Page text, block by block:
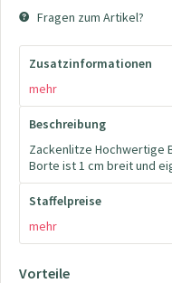
Fragen zum Artikel?
Zusatzinformationen
mehr
Beschreibung
Zackenlitze Hochwertige
Borte ist 1 cm breit und
Staffelpreise
mehr
Vorteile